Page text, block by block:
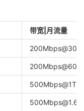
带宽|月流量
500Mbps@1T
500Mbps@1.6T